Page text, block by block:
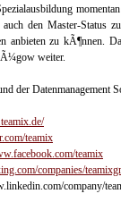
den Master-Status
anbieten zu kÃ¶nnen.
weiter.
der Datenmanagement
teamix
teamix
companies/
company/